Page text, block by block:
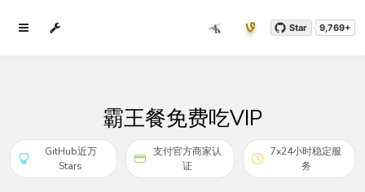
Star 9,769+
霸王餐免费吃VIP
GitHub近万
Stars
支付官方商家认
证
7x24小时稳定服
务